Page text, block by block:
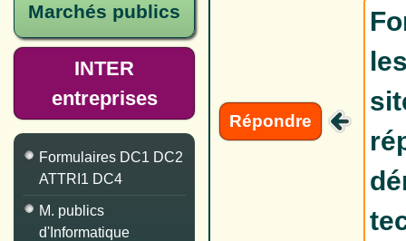
Marchés publics
INTER
entreprises
Formulaires DC1 DC2
ATTRI1 DC4
M. publics
d'Informatique
Répondre